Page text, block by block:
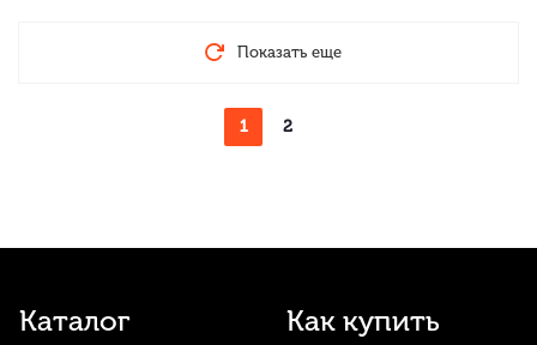
Показать еще
1 2
Каталог Как купить